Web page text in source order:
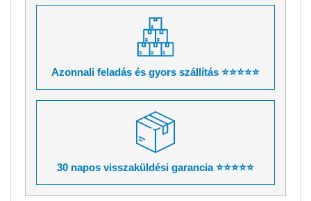
Azonnali feladás és gyors szállítás ⭐⭐⭐⭐⭐
30 napos visszaküldési garancia ⭐⭐⭐⭐⭐